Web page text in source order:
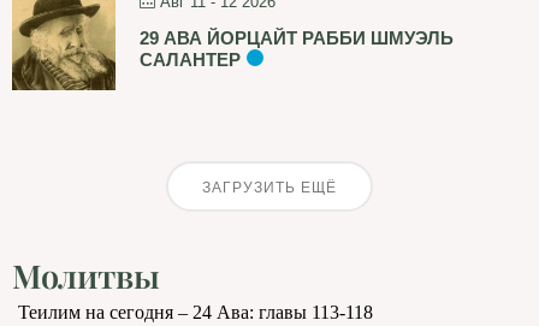
29 АВА ЙОРЦАЙТ РАББИ ШМУЭЛЬ
САЛАНТЕР
ЗАГРУЗИТЬ ЕЩЁ
Молитвы
Теилим на сегодня – 24 Ава: главы 113-118